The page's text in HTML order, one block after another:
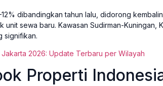
dibandingkan tahun lalu, didorong
sewa baru. Kawasan Sudirman-Kuningan,
signifikan.
Jakarta 2026: Update Terbaru per Wilayah
Properti